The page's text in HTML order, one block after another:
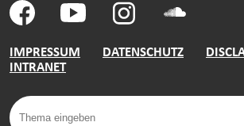
IMPRESSUM DATENSCHUTZ
INTRANET